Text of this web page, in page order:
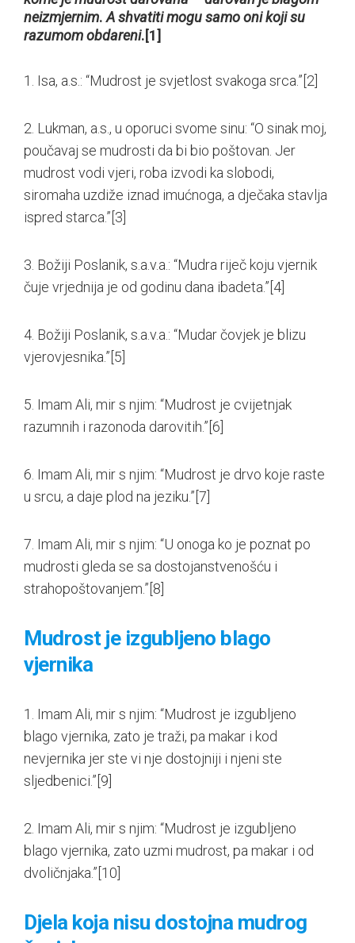
neizmjernim.A shvatiti mogu samo oni koji su
razumom obdareni.[1]
1. Isa, a.s.: “Mudrost je svjetlost svakoga srca.”[2]
2. Lukman, a.s., u oporuci svome sinu: “O sinak moj,
poučavaj se mudrosti da bi bio poštovan. Jer
mudrost vodi vjeri, roba izvodi ka slobodi,
siromaha uzdiže iznad imućnoga, a dječaka stavlja
ispred starca.”[3]
3. Božiji Poslanik, s.a.v.a.: “Mudra riječ koju vjernik
čuje vrjednija je od godinu dana ibadeta.”[4]
4. Božiji Poslanik, s.a.v.a.: “Mudar čovjek je blizu
vjerovjesnika.”[5]
5. Imam Ali, mir s njim: “Mudrost je cvijetnjak
razumnih i razonoda darovitih.”[6]
6. Imam Ali, mir s njim: “Mudrost je drvo koje raste
u srcu, a daje plod na jeziku.”[7]
7. Imam Ali, mir s njim: “U onoga ko je poznat po
mudrosti gleda se sa dostojanstvenošću i
strahopoštovanjem.”[8]
Mudrost je izgubljeno blago
vjernika
1. Imam Ali, mir s njim: “Mudrost je izgubljeno
blago vjernika, zato je traži, pa makar i kod
nevjernika jer ste vi nje dostojniji i njeni ste
sljedbenici.”[9]
2. Imam Ali, mir s njim: “Mudrost je izgubljeno
blago vjernika, zato uzmi mudrost, pa makar i od
dvoličnjaka.”[10]
Djela koja nisu dostojna mudrog